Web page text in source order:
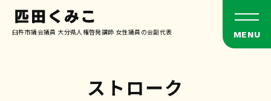
臼杵市議会議員 大分県人権啓発講師 女性議員の会副代表
ストローク